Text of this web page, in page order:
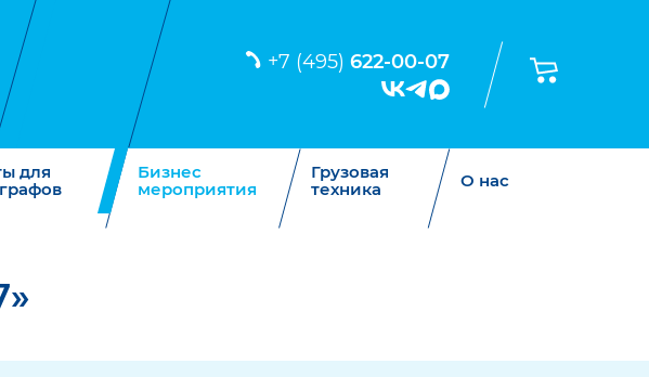
+7 (495) 622-00-07
для
Бизнес
мероприятия
Грузовая
техника
О нас